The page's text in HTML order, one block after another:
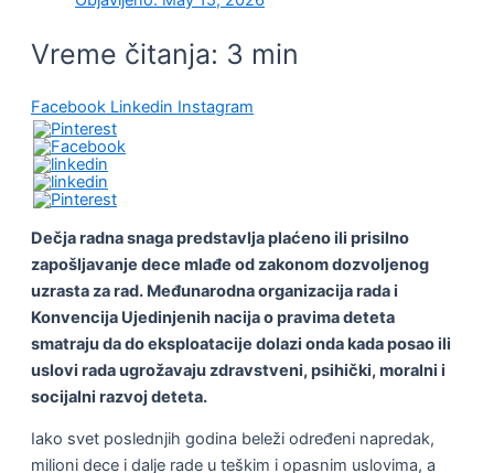
Vreme čitanja: 3 min
Facebook Linkedin Instagram
Dečja radna snaga predstavlja plaćeno ili prisilno
zapošljavanje dece mlađe od zakonom dozvoljenog
uzrasta za rad. Međunarodna organizacija rada i
Konvencija Ujedinjenih nacija o pravima deteta
smatraju da do eksploatacije dolazi onda kada posao ili
uslovi rada ugrožavaju zdravstveni, psihički, moralni i
socijalni razvoj deteta.
Iako svet poslednjih godina beleži određeni napredak,
milioni dece i dalje rade u teškim i opasnim uslovima, a